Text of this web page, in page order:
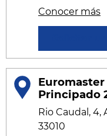
Conocer más
Principado
Rio Caudal, 4,
33010